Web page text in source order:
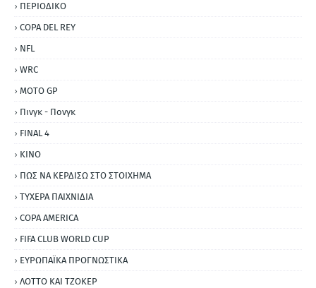
ΠΕΡΙΟΔΙΚΟ
COPA DEL REY
NFL
WRC
MOTO GP
Πινγκ - Πονγκ
FINAL 4
ΚΙΝΟ
ΠΩΣ ΝΑ ΚΕΡΔΙΣΩ ΣΤΟ ΣΤΟΙΧΗΜΑ
ΤΥΧΕΡΑ ΠΑΙΧΝΙΔΙΑ
COPA AMERICA
FIFA CLUB WORLD CUP
ΕΥΡΩΠΑΪΚΑ ΠΡΟΓΝΩΣΤΙΚΑ
ΛΟΤΤΟ ΚΑΙ ΤΖΟΚΕΡ